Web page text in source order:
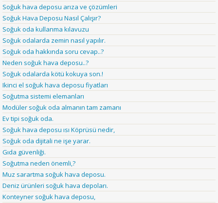
Soğuk hava deposu arıza ve çözümleri
Soğuk Hava Deposu Nasıl Çalışır?
Soğuk oda kullanma kılavuzu
Soğuk odalarda zemin nasıl yapılır.
Soğuk oda hakkında soru cevap..?
Neden soğuk hava deposu..?
Soğuk odalarda kötü kokuya son.!
Ikinci el soğuk hava deposu fiyatları
Soğutma sistemi elemanları
Modüler soğuk oda almanın tam zamanı
Ev tipi soğuk oda.
Soğuk hava deposu ısı Köprüsü nedir,
Soğuk oda dijitali ne işe yarar.
Gıda güvenliği.
Soğutma neden önemli,?
Muz sarartma soğuk hava deposu.
Deniz ürünleri soğuk hava depoları.
Konteyner soğuk hava deposu,